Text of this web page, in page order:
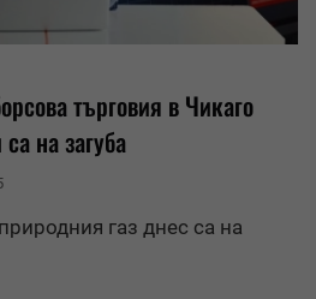
търговия в Чикаго
на загуба
газ днес са на